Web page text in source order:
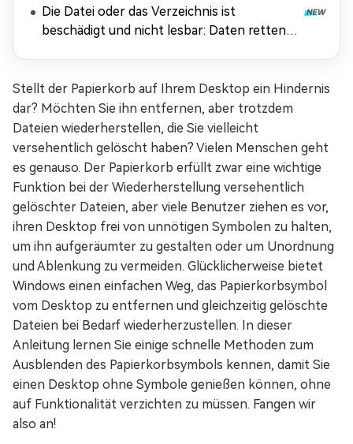
Die Datei oder das Verzeichnis ist
beschädigt und nicht lesbar: Daten retten &
Stellt der Papierkorb auf Ihrem Desktop ein Hindernis
dar? Möchten Sie ihn entfernen, aber trotzdem
Dateien wiederherstellen, die Sie vielleicht
versehentlich gelöscht haben? Vielen Menschen geht
es genauso. Der Papierkorb erfüllt zwar eine wichtige
Funktion bei der Wiederherstellung versehentlich
gelöschter Dateien, aber viele Benutzer ziehen es vor,
ihren Desktop frei von unnötigen Symbolen zu halten,
um ihn aufgeräumter zu gestalten oder um Unordnung
und Ablenkung zu vermeiden. Glücklicherweise bietet
Windows einen einfachen Weg, das Papierkorbsymbol
vom Desktop zu entfernen und gleichzeitig gelöschte
Dateien bei Bedarf wiederherzustellen. In dieser
Anleitung lernen Sie einige schnelle Methoden zum
Ausblenden des Papierkorbsymbols kennen, damit Sie
einen Desktop ohne Symbole genießen können, ohne
auf Funktionalität verzichten zu müssen. Fangen wir
also an!